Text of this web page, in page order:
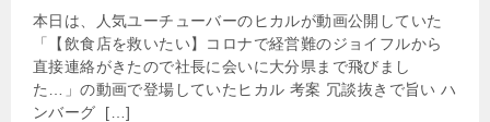
本日は、人気ユーチューバーのヒカルが動画公開していた
「【飲食店を救いたい】コロナで経営難のジョイフルから
直接連絡がきたので社長に会いに大分県まで飛びまし
た…」の動画で登場していたヒカル 考案 冗談抜きで旨い ハ
ンバーグ […]